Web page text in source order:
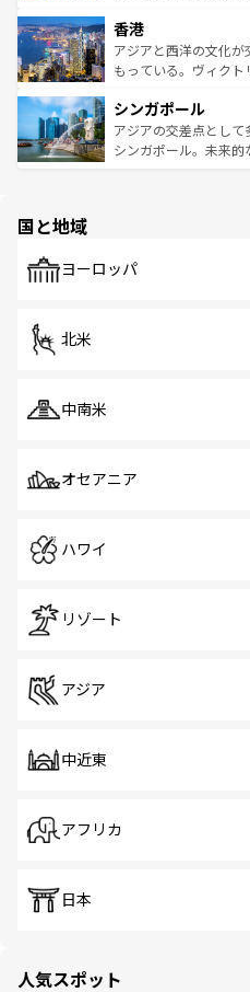
とつ。フォーやバイン
ひ現地で味わいたい
が旅行者を迎えてく
参照してほしい。
の活気が交差している
帯で自然と触れ合い
いビーチでリゾート
激する。気候は一年中
が待っている。親し
た文化、そして多様
香港
アジアと西洋の文化
もっている。ヴィク
み、どこを訪れても感
ており、効率よく見
うな絶景から文化的
シンガポール
アジアの交差点とし
シンガポール。未来
で、ホーカーズは地元
国と地域
ヨーロッパ
北米
中南米
オセアニア
ハワイ
リゾート
アジア
中近東
アフリカ
日本
人気スポット